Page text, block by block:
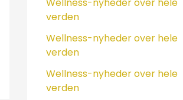
Wellness-nyheder over hele
verden
Wellness-nyheder over hele
verden
Wellness-nyheder over hele
verden